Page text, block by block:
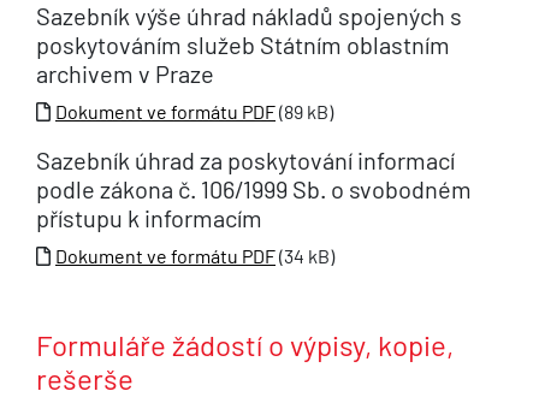
Sazebník výše úhrad nákladů spojených s
poskytováním služeb Státním oblastním
archivem v Praze
Dokument ve formátu PDF(89 kB)
Sazebník úhrad za poskytování informací
podle zákona č. 106/1999 Sb. o svobodném
přístupu k informacím
Dokument ve formátu PDF(34 kB)
Formuláře žádostí o výpisy, kopie,
rešerše